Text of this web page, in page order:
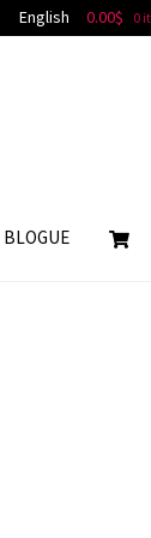
0.00$ 0
English
BLOGUE